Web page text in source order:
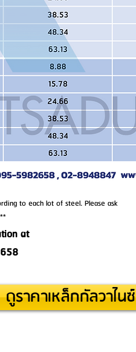
to each lot of steel. Please ask
at
ดูราคาเหล็กกัลวาไนซ์